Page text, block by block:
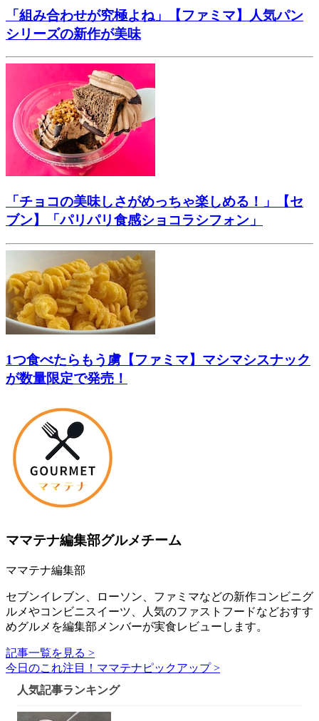
「組み合わせが究極よね」【ファミマ】人気パン
シリーズの新作が美味
「チョコの美味しさがめっちゃ楽しめる！」【セ
ブン】「パリパリ食感ショコラシフォン」
1つ食べたらもう虜【ファミマ】マシマシスナック
が数量限定で発売！
ママテナ編集部グルメチーム
ママテナ編集部
セブンイレブン、ローソン、ファミマなどの新作コンビニグ
ルメやコンビニスイーツ、人気のファストフードなどおすす
めグルメを編集部メンバーが実食レビューします。
記事一覧を見る >
今日のこれ注目！ママテナピックアップ >
人気記事ランキング